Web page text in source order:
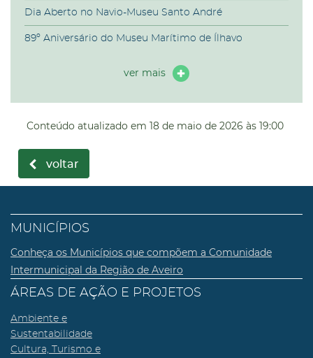
Dia Aberto no Navio-Museu Santo André
89º Aniversário do Museu Marítimo de Ílhavo
ver mais
Conteúdo atualizado em 18 de maio de 2026 às 19:00
voltar
MUNICÍPIOS
Conheça os Municípios que compõem a Comunidade
Intermunicipal da Região de Aveiro
ÁREAS DE AÇÃO E PROJETOS
Ambiente e
Sustentabilidade
Cultura, Turismo e